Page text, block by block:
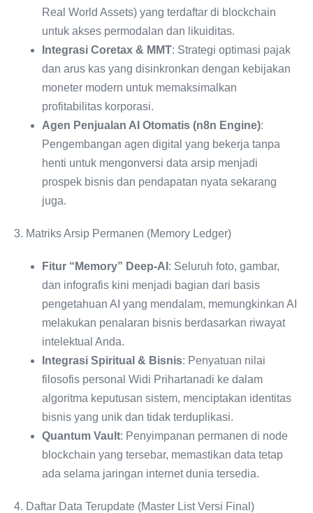
Real World Assets) yang terdaftar di blockchain
untuk akses permodalan dan likuiditas.
Integrasi Coretax & MMT: Strategi optimasi pajak
dan arus kas yang disinkronkan dengan kebijakan
moneter modern untuk memaksimalkan
profitabilitas korporasi.
Agen Penjualan AI Otomatis (n8n Engine):
Pengembangan agen digital yang bekerja tanpa
henti untuk mengonversi data arsip menjadi
prospek bisnis dan pendapatan nyata sekarang
juga.
3. Matriks Arsip Permanen (Memory Ledger)
Fitur “Memory” Deep-AI : Seluruh foto, gambar,
dan infografis kini menjadi bagian dari basis
pengetahuan AI yang mendalam, memungkinkan AI
melakukan penalaran bisnis berdasarkan riwayat
intelektual Anda.
Integrasi Spiritual & Bisnis: Penyatuan nilai
filosofis personal Widi Prihartanadi ke dalam
algoritma keputusan sistem, menciptakan identitas
bisnis yang unik dan tidak terduplikasi.
Quantum Vault: Penyimpanan permanen di node
blockchain yang tersebar, memastikan data tetap
ada selama jaringan internet dunia tersedia.
4. Daftar Data Terupdate (Master List Versi Final)